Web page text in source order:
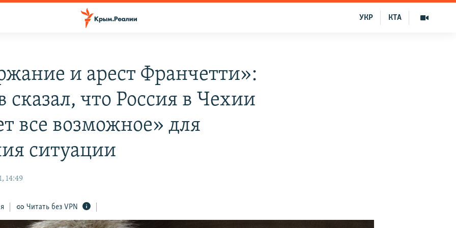
КТА
УКР
и арест Франчетти»:
сказал, что Россия в Чехии
все возможное» для
ситуации
14:49
Читать без VPN